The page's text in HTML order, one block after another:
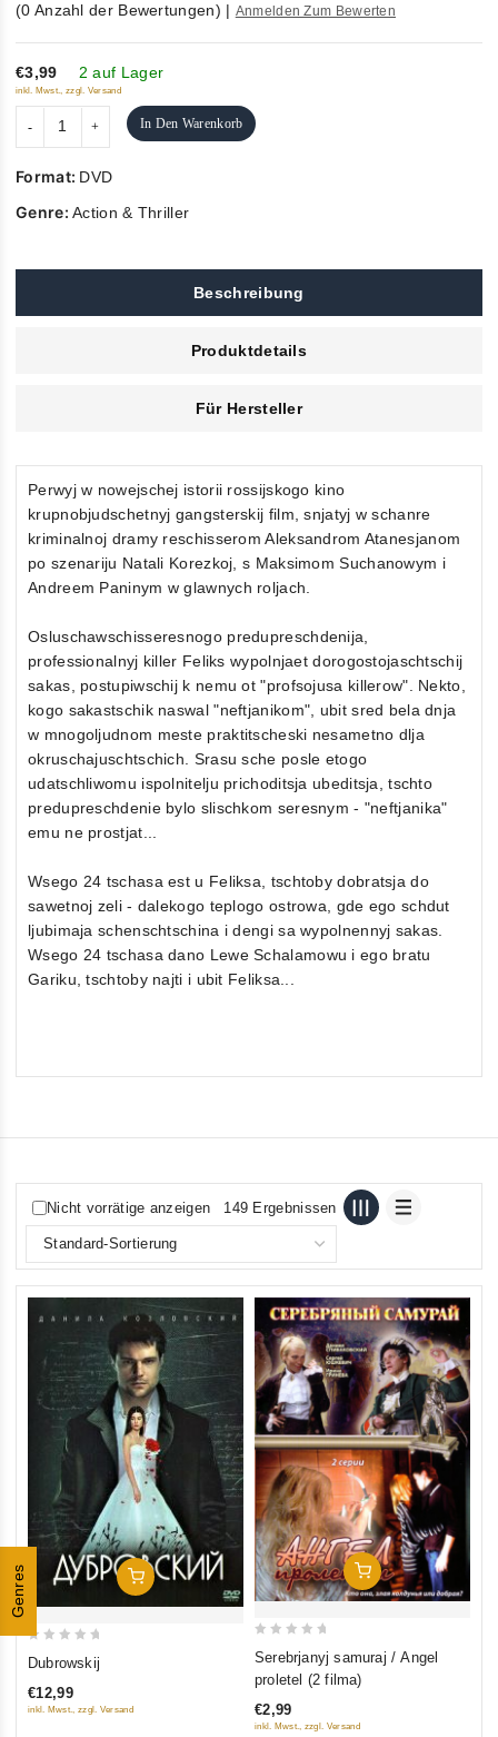
Genres
out
of
5
(0 Anzahl der Bewertungen) | Anmelden Zum Bewerten
€3,99 2 auf Lager
inkl. Mwst., zzgl. Versand
In Den Warenkorb
Format: DVD
Genre:Action & Thriller
Beschreibung
Produktdetails
Für Hersteller
Perwyj w nowejschej istorii rossijskogo kino
krupnobjudschetnyj gangsterskij film, snjatyj w schanre
kriminalnoj dramy reschisserom Aleksandrom Atanesjanom
po szenariju Natali Korezkoj, s Maksimom Suchanowym i
Andreem Paninym w glawnych roljach.
Osluschawschisseresnogo predupreschdenija,
professionalnyj killer Feliks wypolnjaet dorogostojaschtschij
sakas, postupiwschij k nemu ot "profsojusa killerow". Nekto,
kogo sakastschik naswal "neftjanikom", ubit sred bela dnja
w mnogoljudnom meste praktitscheski nesametno dlja
okruschajuschtschich. Srasu sche posle etogo
udatschliwomu ispolnitelju prichoditsja ubeditsja, tschto
predupreschdenie bylo slischkom seresnym - "neftjanika"
emu ne prostjat...
Wsego 24 tschasa est u Feliksa, tschtoby dobratsja do
sawetnoj zeli - dalekogo teplogo ostrowa, gde ego schdut
ljubimaja schenschtschina i dengi sa wypolnennyj sakas.
Wsego 24 tschasa dano Lewe Schalamowu i ego bratu
Gariku, tschtoby najti i ubit Feliksa...
Nicht vorrätige anzeigen 149 Ergebnissen
In Den Warenkorb
of
Dubrowskij
€12,99
inkl. Mwst., zzgl. Versand
In Den Warenkorb
5
Serebrjanyj samuraj / Angel
proletel (2 filma)
€2,99
inkl. Mwst., zzgl. Versand